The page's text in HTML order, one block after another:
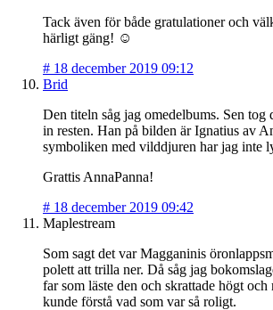
Tack även för både gratulationer och
härligt gäng! ☺️
# 18 december 2019 09:12
Brid
Den titeln såg jag omedelbums. Sen tog
in resten. Han på bilden är Ignatius av
symboliken med vilddjuren har jag inte
Grattis AnnaPanna!
# 18 december 2019 09:42
Maplestream
Som sagt det var Magganinis
polett att trilla ner. Då såg jag
far som läste den och skrattade högt
kunde förstå vad som var så roligt.